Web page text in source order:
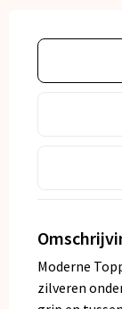
Moderne
zilveren